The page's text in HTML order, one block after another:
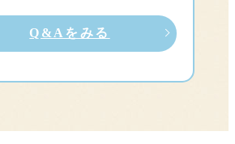
Q&Aをみる